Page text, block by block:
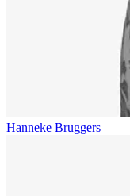
Hanneke Bruggers